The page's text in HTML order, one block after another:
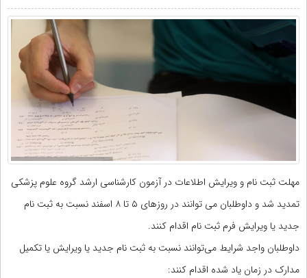
مهلت ثبت نام و ویرایش اطلاعات در آزمون کارشناسی ارشد گروه علوم پزشکی
تمدید شد و داوطلبان می توانند در روزهای ۵ تا ۸ اسفند نسبت به ثبت نام
جدید یا ویرایش فرم ثبت نام اقدام کنند.
داوطلبان واجد شرایط می‌توانند نسبت به ثبت نام جدید یا ویرایش یا تکمیل
مدارک در زمان یاد شده اقدام کنند: